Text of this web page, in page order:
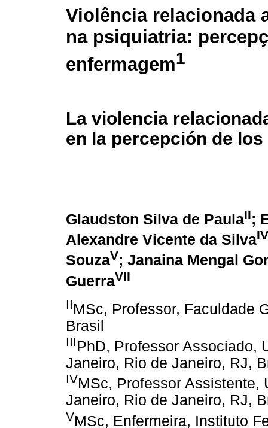
Violência relacionada
na psiquiatria:
enfermagem1
La violencia
en la percepción de
Glaudston Silva de PaulaII;
Alexandre Vicente da SilvaIV
SouzaV; Janaina Mengal
GuerraVII
IIMSc, Professor, Faculdade
Brasil
IIIPhD, Professor Associado,
Janeiro, Rio de Janeiro, RJ,
IVMSc, Professor Assistente,
Janeiro, Rio de Janeiro, RJ,
VMSc, Enfermeira, Instituto